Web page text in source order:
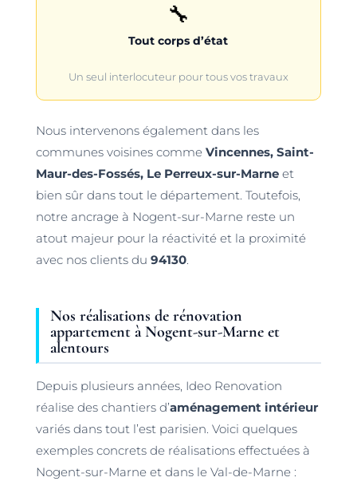
🔧
Tout corps d’état
Un seul interlocuteur pour tous vos travaux
Nous intervenons également dans les
communes voisines comme Vincennes, Saint-
Maur-des-Fossés, Le Perreux-sur-Marneet
bien sûr dans tout le département. Toutefois,
notre ancrage à Nogent-sur-Marne reste un
atout majeur pour la réactivité et la proximité
avec nos clients du 94130.
Nos réalisations de rénovation
appartement à Nogent-sur-Marne et
alentours
Depuis plusieurs années, Ideo Renovation
réalise des chantiers d’aménagement intérieur
variés dans tout l’est parisien. Voici quelques
exemples concrets de réalisations effectuées à
Nogent-sur-Marne et dans le Val-de-Marne :